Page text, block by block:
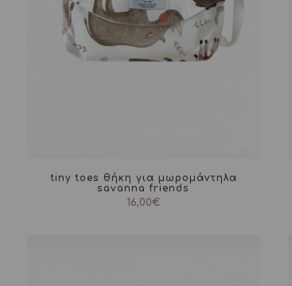
tiny toes θήκη για μωρομάντηλα
savanna friends
16,00€